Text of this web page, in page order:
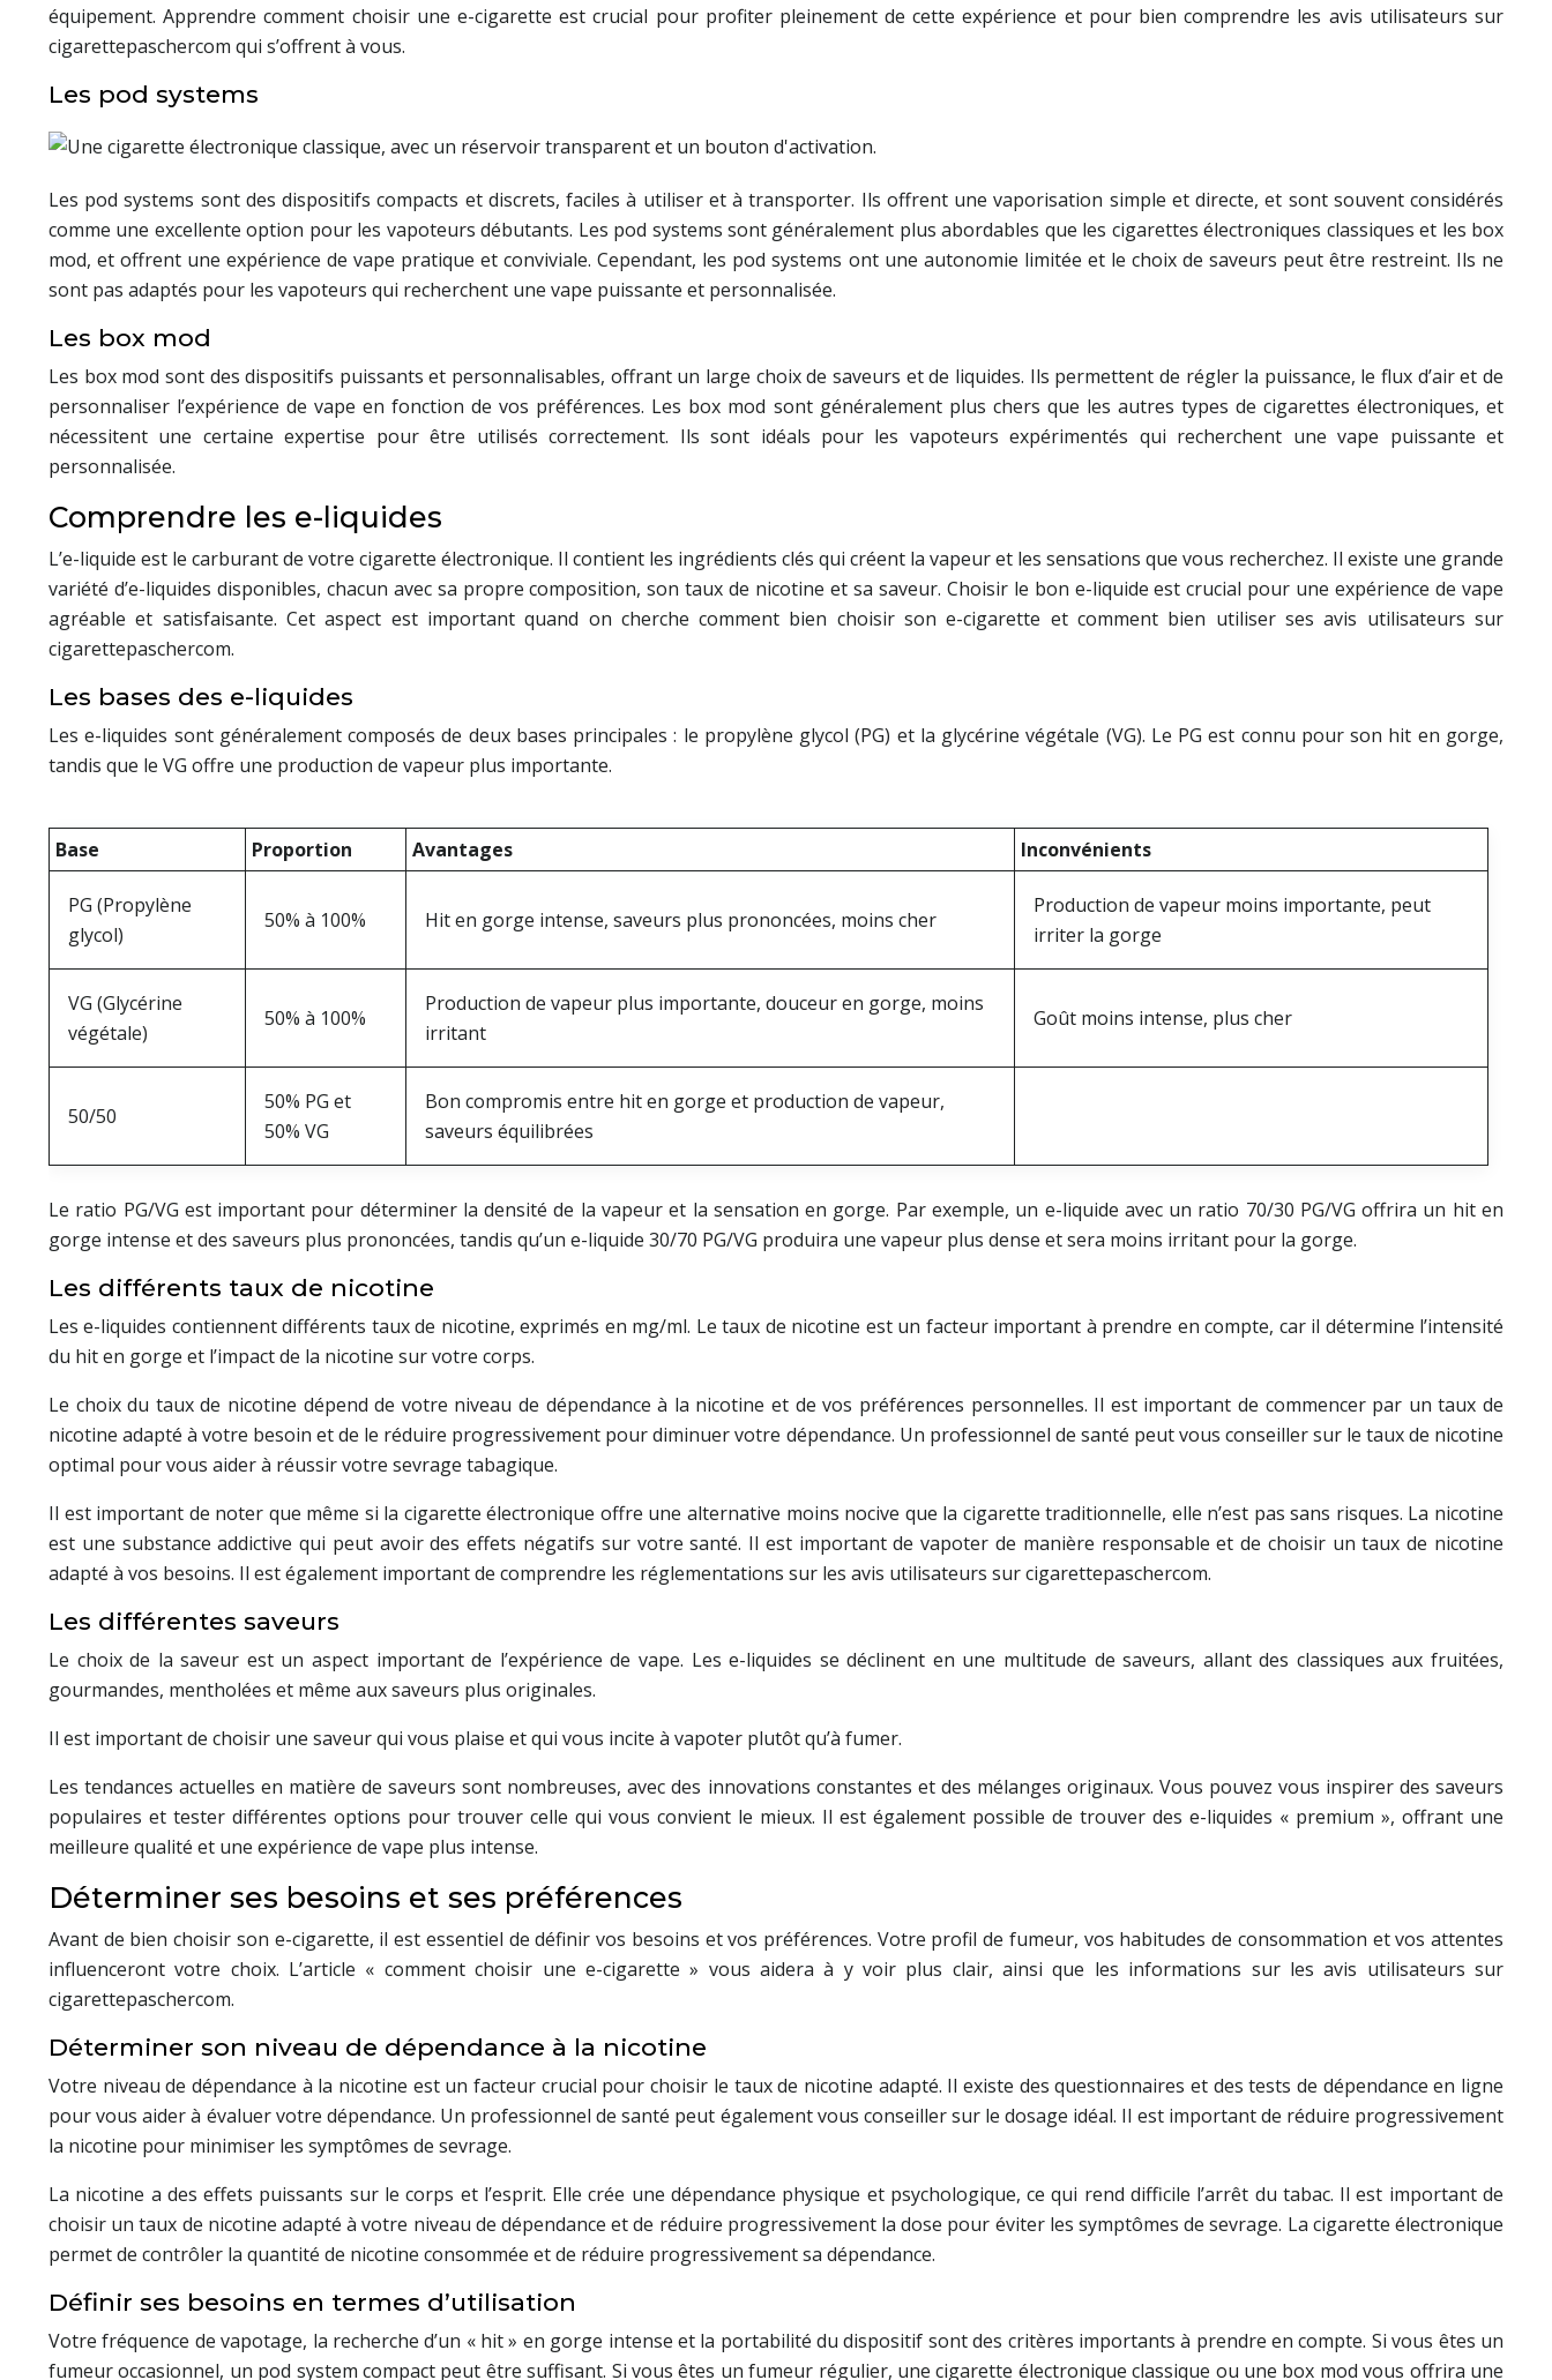
équipement. Apprendre comment choisir une e-cigarette est crucial pour profiter pleinement de cette expérience et pour bien comprendre les avis utilisateurs sur
cigarettepaschercom qui s’offrent à vous.
Les pod systems
Les pod systems sont des dispositifs compacts et discrets, faciles à utiliser et à transporter. Ils offrent une vaporisation simple et directe, et sont souvent considérés
comme une excellente option pour les vapoteurs débutants. Les pod systems sont généralement plus abordables que les cigarettes électroniques classiques et les box
mod, et offrent une expérience de vape pratique et conviviale. Cependant, les pod systems ont une autonomie limitée et le choix de saveurs peut être restreint. Ils ne
sont pas adaptés pour les vapoteurs qui recherchent une vape puissante et personnalisée.
Les box mod
Les box mod sont des dispositifs puissants et personnalisables, offrant un large choix de saveurs et de liquides. Ils permettent de régler la puissance, le flux d’air et de
personnaliser l’expérience de vape en fonction de vos préférences. Les box mod sont généralement plus chers que les autres types de cigarettes électroniques, et
nécessitent une certaine expertise pour être utilisés correctement. Ils sont idéals pour les vapoteurs expérimentés qui recherchent une vape puissante et
personnalisée.
Comprendre les e-liquides
L’e-liquide est le carburant de votre cigarette électronique. Il contient les ingrédients clés qui créent la vapeur et les sensations que vous recherchez. Il existe une grande
variété d’e-liquides disponibles, chacun avec sa propre composition, son taux de nicotine et sa saveur. Choisir le bon e-liquide est crucial pour une expérience de vape
agréable et satisfaisante. Cet aspect est important quand on cherche comment bien choisir son e-cigarette et comment bien utiliser ses avis utilisateurs sur
cigarettepaschercom.
Les bases des e-liquides
Les e-liquides sont généralement composés de deux bases principales : le propylène glycol (PG) et la glycérine végétale (VG). Le PG est connu pour son hit en gorge,
tandis que le VG offre une production de vapeur plus importante.
Base Proportion Avantages Inconvénients
PG (Propylène
glycol)
50% à 100% Hit en gorge intense, saveurs plus prononcées, moins cher
Production de vapeur moins importante, peut
irriter la gorge
VG (Glycérine
végétale)
50% à 100%
Production de vapeur plus importante, douceur en gorge, moins
irritant
Goût moins intense, plus cher
50/50
50% PG et
50% VG
Bon compromis entre hit en gorge et production de vapeur,
saveurs équilibrées
Le ratio PG/VG est important pour déterminer la densité de la vapeur et la sensation en gorge. Par exemple, un e-liquide avec un ratio 70/30 PG/VG offrira un hit en
gorge intense et des saveurs plus prononcées, tandis qu’un e-liquide 30/70 PG/VG produira une vapeur plus dense et sera moins irritant pour la gorge.
Les différents taux de nicotine
Les e-liquides contiennent différents taux de nicotine, exprimés en mg/ml. Le taux de nicotine est un facteur important à prendre en compte, car il détermine l’intensité
du hit en gorge et l’impact de la nicotine sur votre corps.
Le choix du taux de nicotine dépend de votre niveau de dépendance à la nicotine et de vos préférences personnelles. Il est important de commencer par un taux de
nicotine adapté à votre besoin et de le réduire progressivement pour diminuer votre dépendance. Un professionnel de santé peut vous conseiller sur le taux de nicotine
optimal pour vous aider à réussir votre sevrage tabagique.
Il est important de noter que même si la cigarette électronique offre une alternative moins nocive que la cigarette traditionnelle, elle n’est pas sans risques. La nicotine
est une substance addictive qui peut avoir des effets négatifs sur votre santé. Il est important de vapoter de manière responsable et de choisir un taux de nicotine
adapté à vos besoins. Il est également important de comprendre les réglementations sur les avis utilisateurs sur cigarettepaschercom.
Les différentes saveurs
Le choix de la saveur est un aspect important de l’expérience de vape. Les e-liquides se déclinent en une multitude de saveurs, allant des classiques aux fruitées,
gourmandes, mentholées et même aux saveurs plus originales.
Il est important de choisir une saveur qui vous plaise et qui vous incite à vapoter plutôt qu’à fumer.
Les tendances actuelles en matière de saveurs sont nombreuses, avec des innovations constantes et des mélanges originaux. Vous pouvez vous inspirer des saveurs
populaires et tester différentes options pour trouver celle qui vous convient le mieux. Il est également possible de trouver des e-liquides « premium », offrant une
meilleure qualité et une expérience de vape plus intense.
Déterminer ses besoins et ses préférences
Avant de bien choisir son e-cigarette, il est essentiel de définir vos besoins et vos préférences. Votre profil de fumeur, vos habitudes de consommation et vos attentes
influenceront votre choix. L’article « comment choisir une e-cigarette » vous aidera à y voir plus clair, ainsi que les informations sur les avis utilisateurs sur
cigarettepaschercom.
Déterminer son niveau de dépendance à la nicotine
Votre niveau de dépendance à la nicotine est un facteur crucial pour choisir le taux de nicotine adapté. Il existe des questionnaires et des tests de dépendance en ligne
pour vous aider à évaluer votre dépendance. Un professionnel de santé peut également vous conseiller sur le dosage idéal. Il est important de réduire progressivement
la nicotine pour minimiser les symptômes de sevrage.
La nicotine a des effets puissants sur le corps et l’esprit. Elle crée une dépendance physique et psychologique, ce qui rend difficile l’arrêt du tabac. Il est important de
choisir un taux de nicotine adapté à votre niveau de dépendance et de réduire progressivement la dose pour éviter les symptômes de sevrage. La cigarette électronique
permet de contrôler la quantité de nicotine consommée et de réduire progressivement sa dépendance.
Définir ses besoins en termes d’utilisation
Votre fréquence de vapotage, la recherche d’un « hit » en gorge intense et la portabilité du dispositif sont des critères importants à prendre en compte. Si vous êtes un
fumeur occasionnel, un pod system compact peut être suffisant. Si vous êtes un fumeur régulier, une cigarette électronique classique ou une box mod vous offrira une